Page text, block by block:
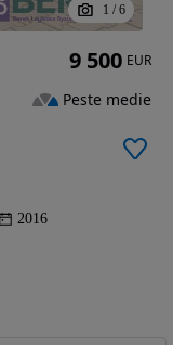
1 / 6
2016
9 500 EUR
Peste medie